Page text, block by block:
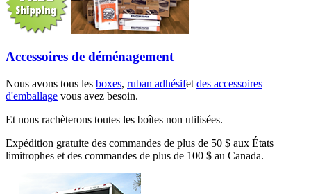
Accessoires de déménagement
Nous avons tous les boxes, ruban adhésifet des accessoires
d'emballage vous avez besoin.
Et nous rachèterons toutes les boîtes non utilisées.
Expédition gratuite des commandes de plus de 50 $ aux États
limitrophes et des commandes de plus de 100 $ au Canada.